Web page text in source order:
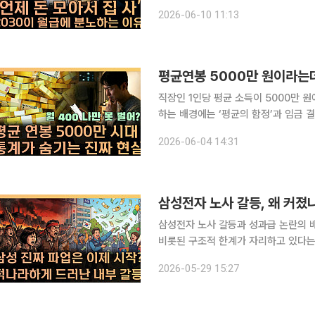
TV 'T 같은 F'(연출 김성현)에 출연해
2026-06-10 11:13
평균연봉 5000만 원이라
직장인 1인당 평균 소득이 5000만
하는 배경에는 ‘평균의 함정’과 임금
례라는 진단이다. 본지 김지
2026-06-04 14:31
삼성전자 노사 갈등, 왜 커
삼성전자 노사 갈등과 성과급 논란의
비롯된 구조적 한계가 자리하고 있다
단이다. 본지 김지영 기자와 손윤
2026-05-29 15:27